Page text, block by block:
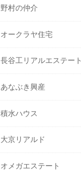
野村の仲介
オークラヤ住宅
長谷工リアルエステート
あなぶき興産
積水ハウス
大京リアルド
オメガエステート